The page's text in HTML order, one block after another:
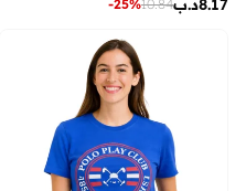
10.84
-25%